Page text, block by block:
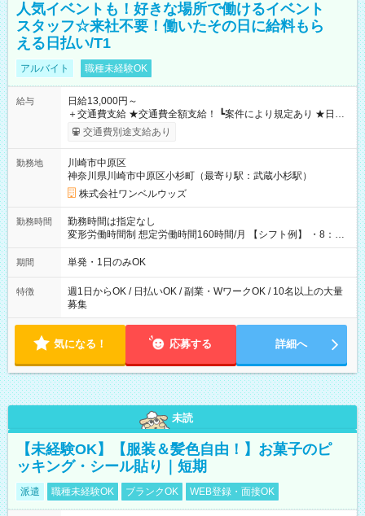
人気イベントも！好きな場所で働けるイベント
スタッフ☆来社不要！働いたその日に給料もら
える日払い/T1
アルバイト 職種未経験OK
給与
日給13,000円～
＋交通費支給 ★交通費全額支給！ ┗案件により規定あり ★日払
いOK！（規定あり） ┗働いたその日に現金GET♪ お仕事後はコ
ンビニATMから 日払い分を引き落とせます！ 【試用期間】試
交通費別途支給あり
勤務地
川崎市中原区
神奈川県川崎市中原区小杉町（最寄り駅：武蔵小杉駅）
株式会社ワンベルウッズ
勤務時間
勤務時間は指定なし
変形労働時間制 想定労働時間160時間/月 【シフト例】 ・8：00
～21：00
期間 単発・1日のみOK
特徴
週1日からOK / 日払いOK / 副業・WワークOK / 10名以上の大量
募集
気になる！ 応募する 詳細へ
未読
【未経験OK】【服装＆髪色自由！】お菓子のピ
ッキング・シール貼り｜短期
派遣 職種未経験OK ブランクOK WEB登録・面接OK